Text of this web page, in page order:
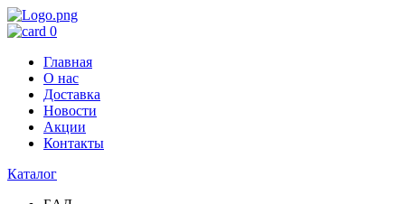
0
Главная
О нас
Доставка
Новости
Акции
Контакты
Каталог